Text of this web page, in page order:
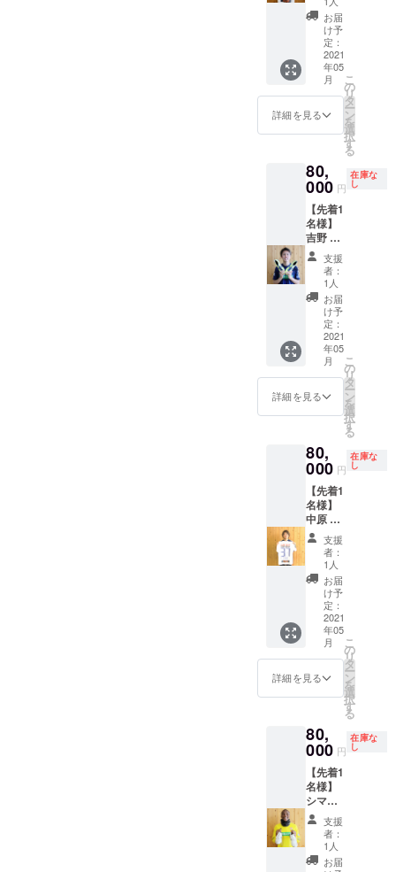
り 2020
2nd 着
用ユニ
フォー
ム 直筆
メッ
セージ
入り生
写真付
き
お届
け予
定：
2021
年05
月
詳細を見る
こ
の
リ
タ
ー
ン
を
選
択
す
る
80,
000 円
在庫な
し
【先着1
名様】
吉野 恭
平 選
手 サ
イン入
りスパ
イク 直
筆メッ
セージ
入り生
写真付
き
支援
者：
1人
お届
け予
定：
2021
年05
月
詳細を見る
こ
の
リ
タ
ー
ン
を
選
択
す
る
80,
000 円
在庫な
し
【先着1
名様】
中原 彰
吾 選手
サイン
入り
2020
2nd 着
用ユニ
フォー
ム 直筆
メッ
セージ
入り生
写真付
き
支援
者：
1人
お届
け予
定：
2021
年05
月
詳細を見る
こ
の
リ
タ
ー
ン
を
選
択
す
る
80,
000 円
在庫な
し
【先着1
名様】
シマオ
マテ 選
手 サイ
ン入り
スパイ
支援
者：
1人
お届